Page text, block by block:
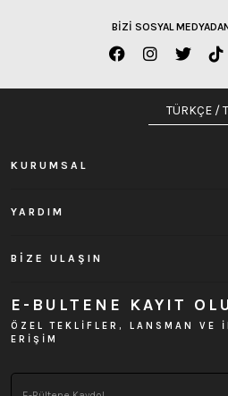
BİZİ SOSYAL
TÜRKÇE /
KURUMSAL
YARDIM
BİZE ULAŞIN
E-BULTENE KAYIT
ÖZEL TEKLİFLER, LANSMAN VE
ERİŞİM